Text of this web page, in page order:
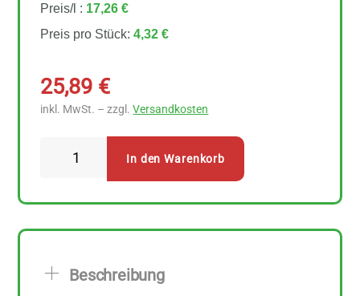
Preis/l : 17,26 €
Preis pro Stück:4,32 €
25,89 €
inkl. MwSt. – zzgl.Versandkosten
250
In den Warenkorb
Beschreibung